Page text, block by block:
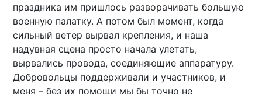
праздника им пришлось разворачивать большую
военную палатку. А потом был момент, когда
сильный ветер вырвал крепления, и наша
надувная сцена просто начала улетать,
вырвались провода, соединяющие аппаратуру.
Добровольцы поддерживали и участников, и
меня – без их помощи мы бы точно не